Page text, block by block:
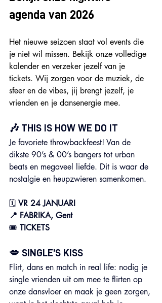
agenda van 2026
Het nieuwe seizoen staat vol events die
je niet wil missen. Bekijk onze volledige
kalender en verzeker jezelf van je
tickets. Wij zorgen voor de muziek, de
sfeer en de vibes, jij brengt jezelf, je
vrienden en je dansenergie mee.
🎶 THIS IS HOW WE DO IT
Je favoriete throwbackfeest! Van de
dikste 90’s & 00’s bangers tot urban
beats en megaveel liefde. Dit is waar de
nostalgie en heupzwieren samenkomen.
🗓 VR 24 JANUARI
📍 FABRIKA, Gent
🎟️ TICKETS
💋 SINGLE’S KISS
Flirt, dans en match in real life: nodig je
single vrienden uit om mee te flirten op
onze dansvloer en maak je geen zorgen,